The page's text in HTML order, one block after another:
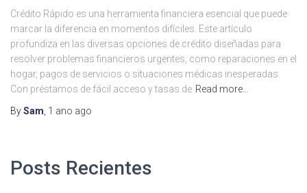
Crédito Rápido es una herramienta financiera esencial que puede
marcar la diferencia en momentos difíciles. Este artículo
profundiza en las diversas opciones de crédito diseñadas para
resolver problemas financieros urgentes, como reparaciones en el
hogar, pagos de servicios o situaciones médicas inesperadas.
Con préstamos de fácil acceso y tasas de Read more…
BySam, 1 ano ago
Posts Recientes